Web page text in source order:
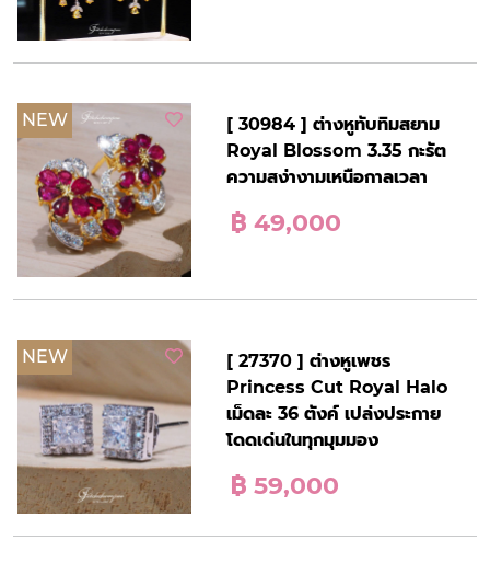
NEW
[ 30984 ] ต่างหูทับทิมสยาม
Royal Blossom 3.35 กะรัต
ความสง่างามเหนือกาลเวลา
฿ 49,000
NEW
[ 27370 ] ต่างหูเพชร
Princess Cut Royal Halo
เม็ดละ 36 ตังค์ เปล่งประกาย
โดดเด่นในทุกมุมมอง
฿ 59,000